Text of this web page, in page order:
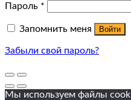
Пароль *
Запомнить меня Войти
Забыли свой пароль?
Мы используем файлы